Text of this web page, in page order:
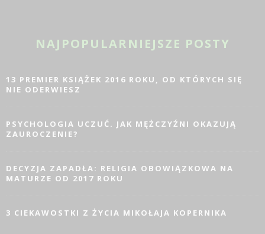
NAJPOPULARNIEJSZE POSTY
13 PREMIER KSIĄŻEK 2016 ROKU, OD KTÓRYCH SIĘ
NIE ODERWIESZ
PSYCHOLOGIA UCZUĆ. JAK MĘŻCZYŹNI OKAZUJĄ
ZAUROCZENIE?
DECYZJA ZAPADŁA: RELIGIA OBOWIĄZKOWA NA
MATURZE OD 2017 ROKU
3 CIEKAWOSTKI Z ŻYCIA MIKOŁAJA KOPERNIKA